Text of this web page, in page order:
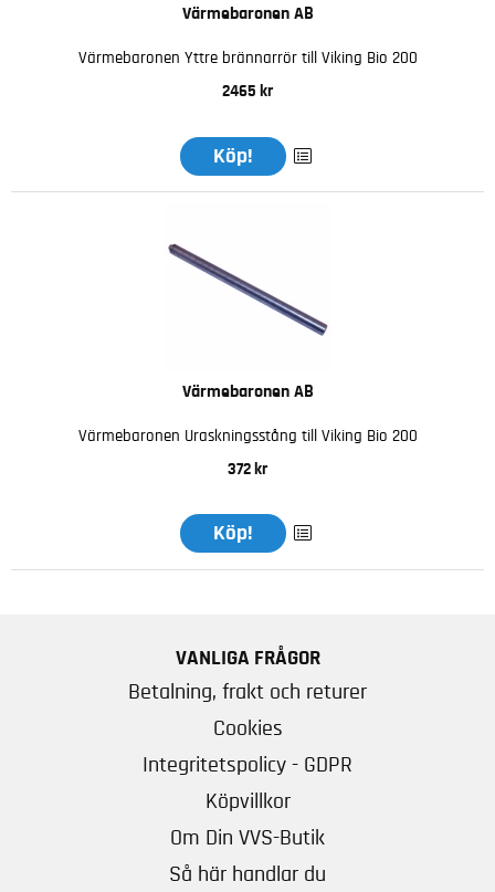
Värmebaronen AB
Värmebaronen Yttre brännarrör till Viking Bio 200
2465 kr
Köp!
Värmebaronen AB
Värmebaronen Uraskningsstång till Viking Bio 200
372 kr
Köp!
VANLIGA FRÅGOR
Betalning, frakt och returer
Cookies
Integritetspolicy - GDPR
Köpvillkor
Om Din VVS-Butik
Så här handlar du